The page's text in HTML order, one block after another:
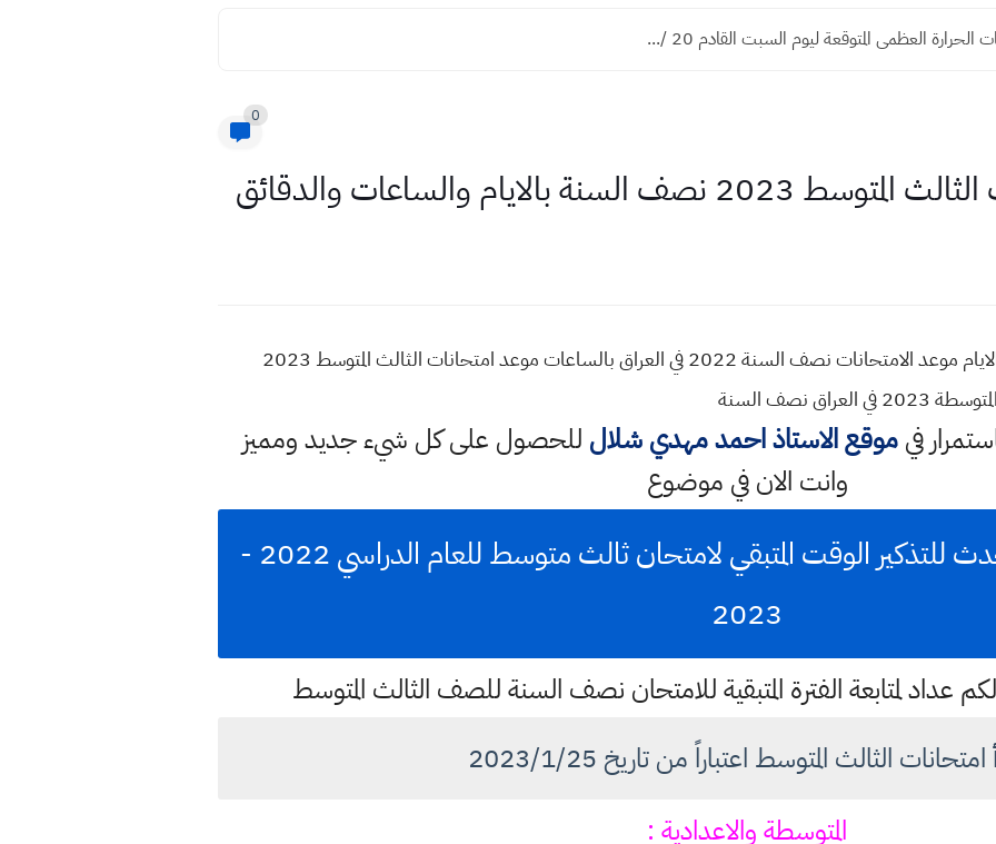
العظمى المتوقعة ليوم السبت القادم 20 /...
0
بالايام والساعات والدقائق
موعد امتحانات ثالث متوسط 2023 بالايام موعد الامتحانات نصف السنة 2022 في العراق بالساعات موعد امتحانات الثالث المتوسط 2023
نصف السنة
فيموقع الاستاذ احمد مهدي شلال للحصول على كل شيء جديد ومميز
وانت الان في موضوع
عداد لحساب الوقت محدث للتذكير الوقت المتبقي لامتحان ثالث متوسط للعام الدراسي 2022 -
2023
عداد لمتابعة الفترة المتبقية للامتحان نصف السنة للصف الثالث المتوسط
الثالث المتوسط اعتباراً من تاريخ 2023/1/25
المتوسطة والاعدادية :